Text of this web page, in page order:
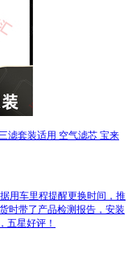
滤套装适用 空气滤芯 宝来
用车里程提醒更换时间，推
时带了产品检测报告，安装
五星好评！